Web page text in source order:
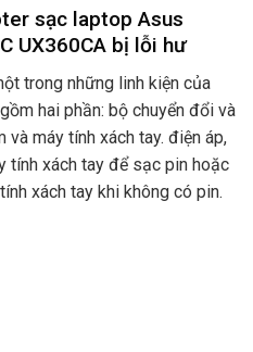
sạc laptop Asus
UX360CA bị lỗi hư
trong những linh kiện của
hai phần: bộ chuyển đổi và
máy tính xách tay. điện áp,
tính xách tay để sạc pin hoặc
xách tay khi không có pin.